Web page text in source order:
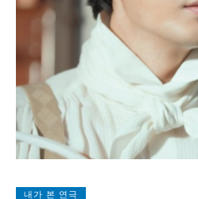
내가 본 연극